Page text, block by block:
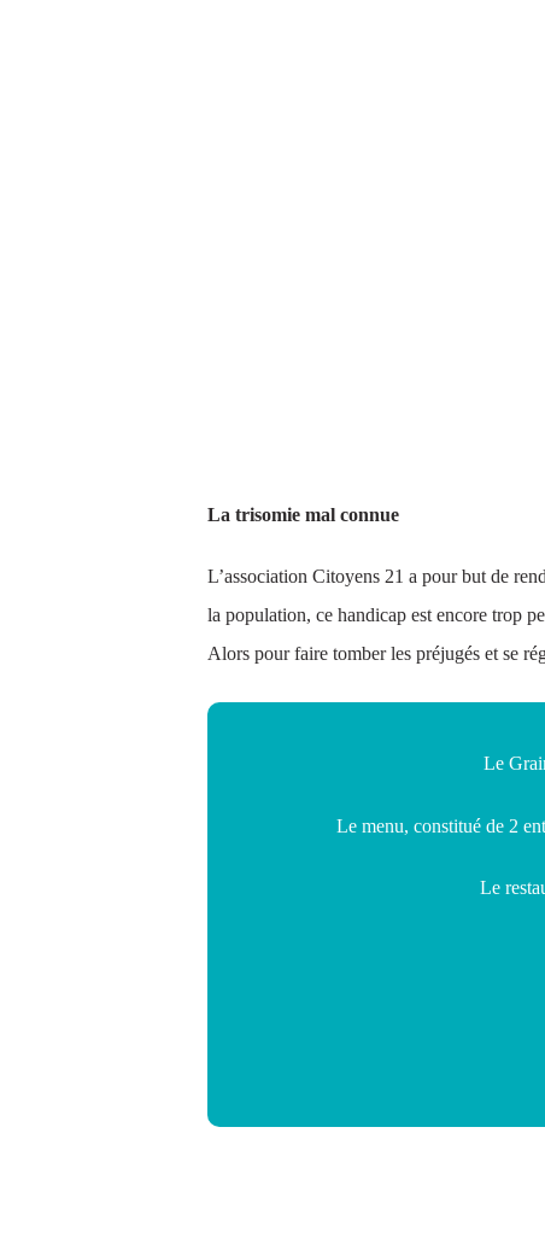
La trisomie mal connue
L’association Citoyens 21 a pour but de
la population, ce handicap est encore trop
Alors pour faire tomber les préjugés et se
Le
Le menu, constitué de 2
Le